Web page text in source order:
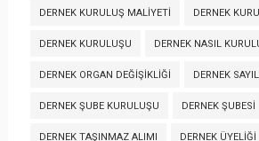
DERNEK KURULUŞ MALIYETI DERNEK
DERNEK KURULUŞU DERNEK NASIL
DERNEK ORGAN DEĞIŞIKLIĞI DERNEK
DERNEK ŞUBE KURULUŞU DERNEK ŞUBESI
DERNEK TAŞINMAZ ALIMI DERNEK ÜYELIĞI